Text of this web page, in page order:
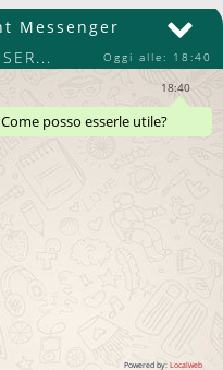
personali
© 2017 VERTICAL AIR
IVA 03541070714 | Tutti i